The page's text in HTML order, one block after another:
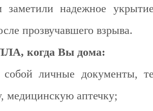
надежное
прозвучавшего взрыва.
когда Вы дома:
личные документы,
медицинскую аптечку;